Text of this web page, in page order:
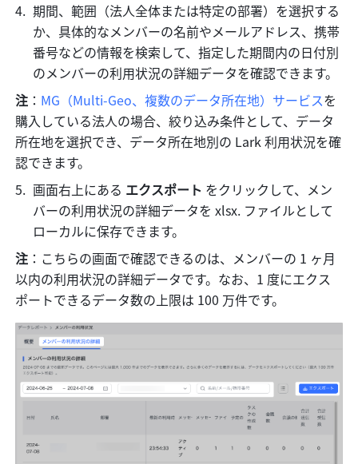
期間、範囲（法人全体または特定の部署）を選択する
か、具体的なメンバーの名前やメールアドレス、携帯
番号などの情報を検索して、指定した期間内の日付別
のメンバーの利用状況の詳細データを確認できます。
注 ： MG（Multi-Geo、複数のデータ所在地）サービスを
購入している法人の場合、絞り込み条件として、データ
所在地を選択でき、データ所在地別の Lark 利用状況を確
認できます。
画面右上にある エクスポート をクリックして、メン
バーの利用状況の詳細データを xlsx. ファイルとして
ローカルに保存できます。
注 ：こちらの画面で確認できるのは、メンバーの 1 ヶ月
以内の利用状況の詳細データです。なお、1 度にエクス
ポートできるデータ数の上限は 100 万件です。